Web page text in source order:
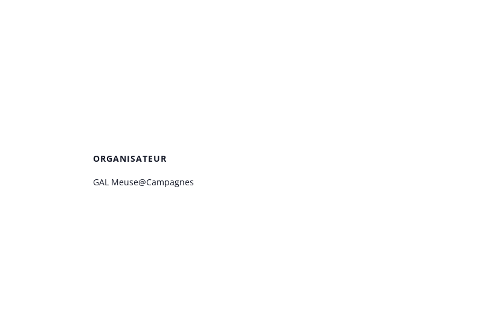
ORGANISATEUR
GAL Meuse@Campagnes